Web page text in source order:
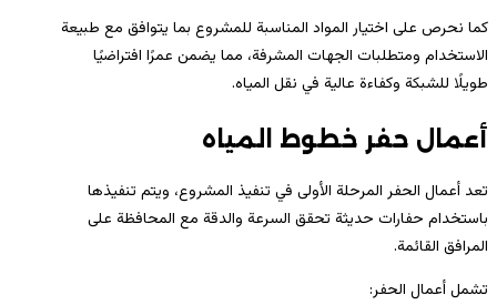
كما نحرص على اختيار المواد المناسبة للمشروع بما يتوافق مع طبيعة
الاستخدام ومتطلبات الجهات المشرفة، مما يضمن عمرًا افتراضيًا
طويلًا للشبكة وكفاءة عالية في نقل المياه.
أعمال حفر خطوط المياه
تعد أعمال الحفر المرحلة الأولى في تنفيذ المشروع، ويتم تنفيذها
باستخدام حفارات حديثة تحقق السرعة والدقة مع المحافظة على
المرافق القائمة.
تشمل أعمال الحفر: